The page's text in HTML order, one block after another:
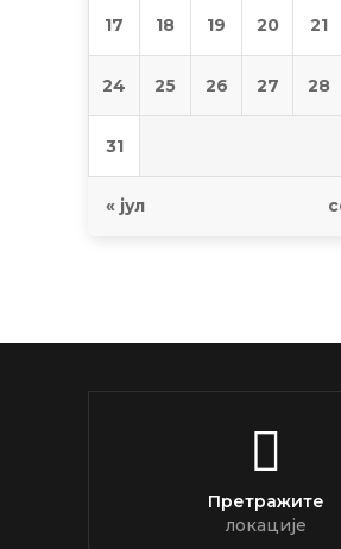
17 18 19 20 21
24 25 26 27 28
31
« јул
Претражите
локације